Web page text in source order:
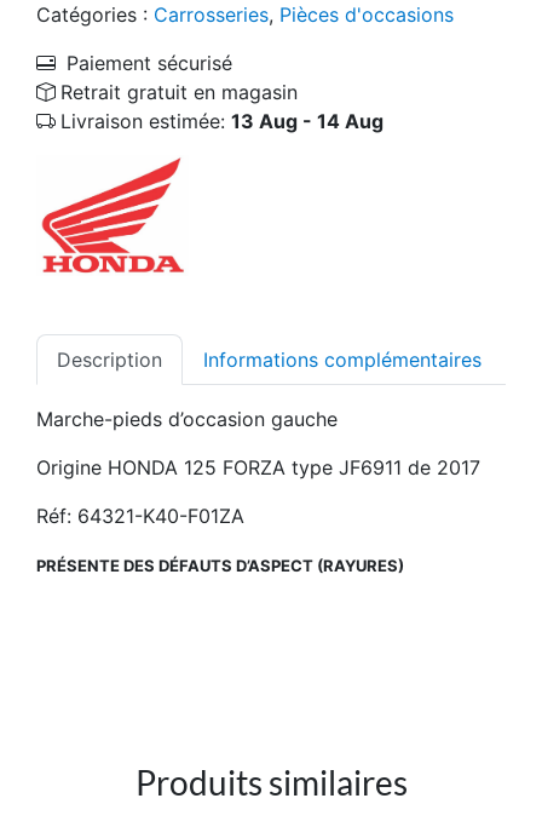
Catégories : Carrosseries, Pièces d'occasions
Paiement sécurisé
Retrait gratuit en magasin
Livraison estimée: 13 Aug - 14 Aug
Description Informations complémentaires
Marche-pieds d’occasion gauche
Origine HONDA 125 FORZA type JF6911 de 2017
Réf: 64321-K40-F01ZA
PRÉSENTE DES DÉFAUTS D’ASPECT (RAYURES)
Produits similaires